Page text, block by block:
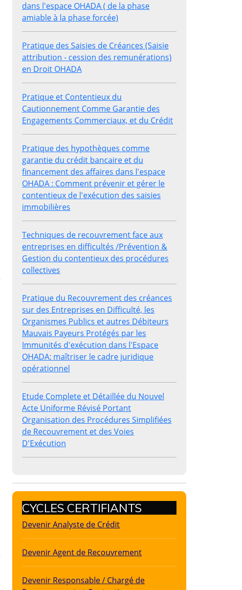
dans l'espace OHADA ( de la phase
amiable à la phase forcée)
Pratique des Saisies de Créances (Saisie
attribution - cession des remunérations)
en Droit OHADA
Pratique et Contentieux du
Cautionnement Comme Garantie des
Engagements Commerciaux, et du Crédit
Pratique des hypothèques comme
garantie du crédit bancaire et du
financement des affaires dans l'espace
OHADA : Comment prévenir et gérer le
contentieux de l'exécution des saisies
immobilières
Techniques de recouvrement face aux
entreprises en difficultés /Prévention &
Gestion du contentieux des procédures
collectives
Pratique du Recouvrement des créances
sur des Entreprises en Difficulté, les
Organismes Publics et autres Débiteurs
Mauvais Payeurs Protégés par les
Immunités d'exécution dans l'Espace
OHADA: maîtriser le cadre juridique
opérationnel
Etude Complete et Détaillée du Nouvel
Acte Uniforme Révisé Portant
Organisation des Procédures Simplifiées
de Recouvrement et des Voies
D'Exécution
CYCLES CERTIFIANTS
Devenir Analyste de Crédit
Devenir Agent de Recouvrement
Devenir Responsable / Chargé de